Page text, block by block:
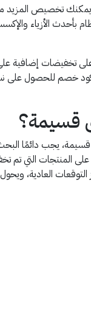
يمكنك تخصيص المزيد
بأحدث الأزياء
تخفيضات إضافية
كود خصم للحصول
يجب دائمًا
على المنتجات التي
العادية، ويحول